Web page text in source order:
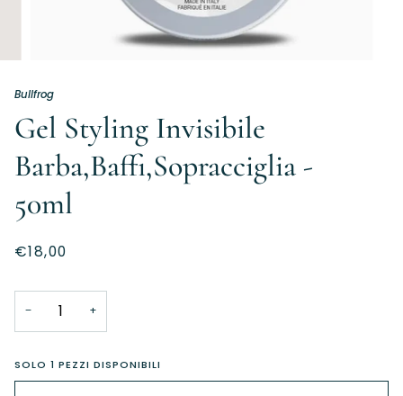
Bullfrog
Gel Styling Invisibile
Barba,Baffi,Sopracciglia -
50ml
€18,00
− +
SOLO1 PEZZI DISPONIBILI